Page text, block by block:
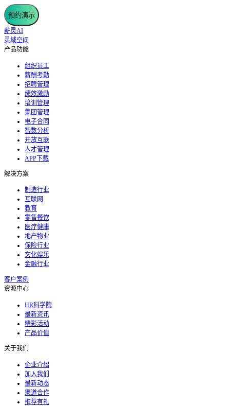
预约演示
薪灵AI
灵域空间
产品功能
组织员工
薪酬考勤
招聘管理
绩效激励
培训管理
集团管理
电子合同
智数分析
开放互联
人才管理
APP下载
解决方案
制造行业
互联网
教育
零售餐饮
医疗健康
地产物业
保险行业
文化娱乐
金融行业
客户案例
资源中心
HR科学院
最新资讯
精彩活动
产品价值
关于我们
企业介绍
加入我们
最新动态
渠道合作
推荐有礼